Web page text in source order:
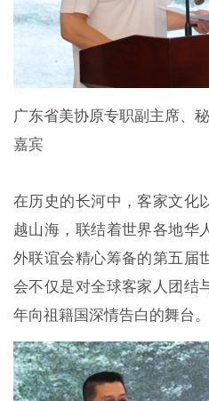
广东省美协原专职副主席、
嘉宾
在历史的长河中，客家文化
越山海，联结着世界各地华
外联谊会精心筹备的第五届
会不仅是对全球客家人团结
年向祖籍国深情告白的舞台。